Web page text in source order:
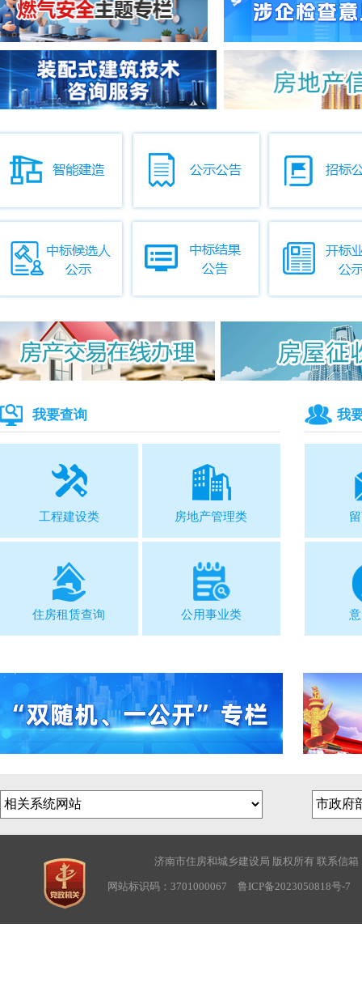
我要查询
工程建设类 房地产管理类
住房租赁查询 公用事业类
我
济南市住房和城乡建设局 版权所有 联系信箱
网站标识码：3701000067 鲁ICP备2023050818号-7